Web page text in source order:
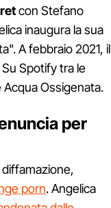
con Stefano
inaugura la sua
A febbraio 2021, il
Spotify tra le
Ossigenata.
per
porn. Angelica